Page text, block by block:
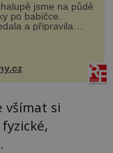
jsme na půdě
po babičce.
a připravila
Zimní pobyt
mě vlastní vinou
na kt...
všímat si